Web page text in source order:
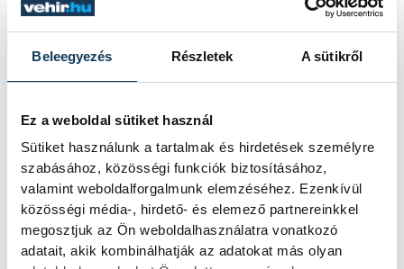
Beleegyezés Részletek A sütikről
Ez a weboldal sütiket használ
Sütiket használunk a tartalmak és hirdetések személyre
szabásához, közösségi funkciók biztosításához,
valamint weboldalforgalmunk elemzéséhez. Ezenkívül
közösségi média-, hirdető- és elemező partnereinkkel
megosztjuk az Ön weboldalhasználatra vonatkozó
adatait, akik kombinálhatják az adatokat más olyan
világában is. Habár ezeket a lakott
területektől általában távolabb eső,
nádfedeles házakat ma főleg a fatálon
embere, a XVIII. és XIX. században számos
funkciójuk volt. Rögtönzött piactérként itt
cseréltek gazdát a portékák, ha két utazó
kereskedő összetalálkozott, de nem csak a
törvénytisztelő embereknek volt kedvelt
menedéke, a betyároknak is megvolt a